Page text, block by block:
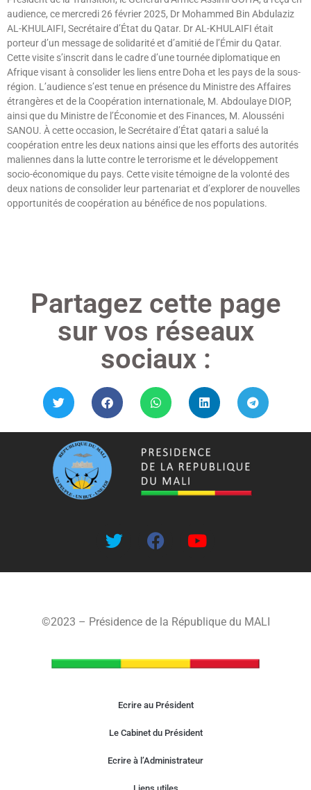
audience, ce mercredi 26 février 2025, Dr Mohammed Bin Abdulaziz
AL-KHULAIFI, Secrétaire d’État du Qatar. Dr AL-KHULAIFI était
porteur d’un message de solidarité et d’amitié de l’Émir du Qatar.
Cette visite s’inscrit dans le cadre d’une tournée diplomatique en
Afrique visant à consolider les liens entre Doha et les pays de la sous-
région. L’audience s’est tenue en présence du Ministre des Affaires
étrangères et de la Coopération internationale, M. Abdoulaye DIOP,
ainsi que du Ministre de l’Économie et des Finances, M. Alousséni
SANOU. À cette occasion, le Secrétaire d’État qatari a salué la
coopération entre les deux nations ainsi que les efforts des autorités
maliennes dans la lutte contre le terrorisme et le développement
socio-économique du pays. Cette visite témoigne de la volonté des
deux nations de consolider leur partenariat et d’explorer de nouvelles
opportunités de coopération au bénéfice de nos populations.
Partagez cette page
sur vos réseaux
sociaux :
©2023 – Présidence de la République du MALI
Ecrire au Président
Le Cabinet du Président
Ecrire à l’Administrateur